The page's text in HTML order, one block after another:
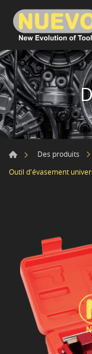
Des produits
Outil d'évasement